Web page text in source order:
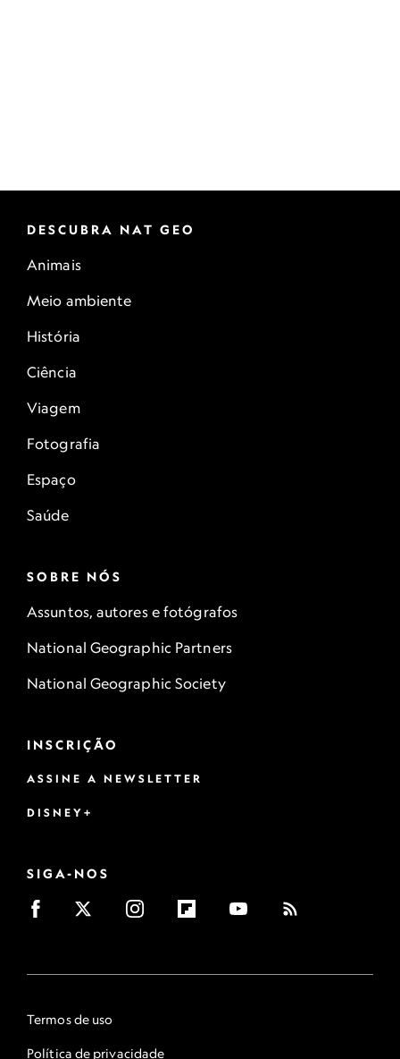
DESCUBRA NAT GEO
Animais
Meio ambiente
História
Ciência
Viagem
Fotografia
Espaço
Saúde
SOBRE NÓS
Assuntos, autores e fotógrafos
National Geographic Partners
National Geographic Society
INSCRIÇÃO
ASSINE A NEWSLETTER
DISNEY+
SIGA-NOS
Termos de uso
Política de privacidade